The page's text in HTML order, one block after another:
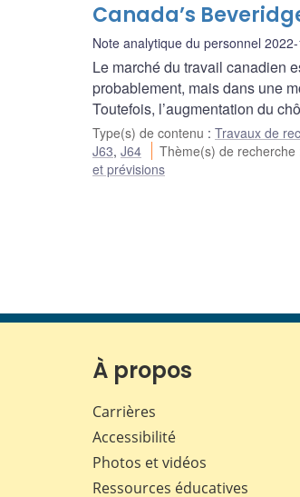
Canada’s
Note analytique du personnel
Le marché du travail canadien
probablement, mais dans une
Toutefois, l’augmentation du
Type(s) de contenu : Travaux de
J63, J64 Thème(s) de recherche
et prévisions
À propos
Carrières
Accessibilité
Photos et vidéos
Ressources éducatives